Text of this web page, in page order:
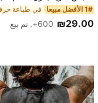
1# الأفضل مبيعا
₪29.00 600+. تم بيع